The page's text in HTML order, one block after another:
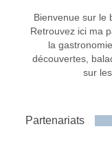
Bienvenue sur le
Retrouvez ici ma
la
découvertes,
sur
Partenariats